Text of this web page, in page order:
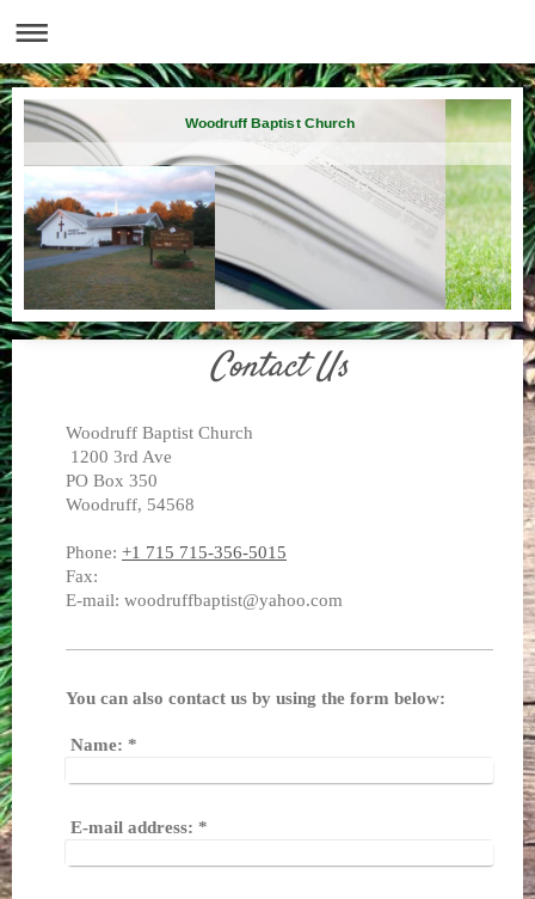
Woodruff Baptist Church
Contact Us
Woodruff Baptist Church
1200 3rd Ave
PO Box 350
Woodruff, 54568
Phone: +1 715 715-356-5015
Fax:
E-mail: woodruffbaptist@yahoo.com
You can also contact us by using the form below:
Name: *
E-mail address: *